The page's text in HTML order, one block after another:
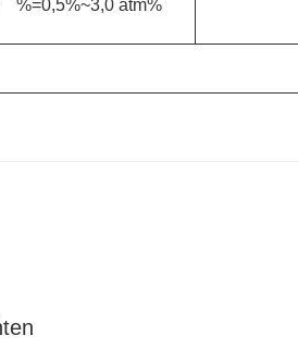
%=0,5%~3,0 atm%